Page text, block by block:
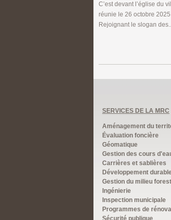
C’est devant l’église du
réunie le 26 octobre
Rejoignant le slogan
SERVICES DE LA MRC
Aménagement du
Évaluation foncière
Géomatique
Gestion des cours
Carrières et sablières
Développement
Gestion du milieu
Ingénierie
Inspection municipale
Programmes de
Sécurité publique